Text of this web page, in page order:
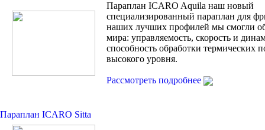
Параплан ICARO Aquila наш новый
специализированный параплан для
наших лучших профилей мы смогли
мира: управляемость, скорость и
способность обработки термических
высокого уровня.
Рассмотреть подробнее
Параплан ICARO Sitta